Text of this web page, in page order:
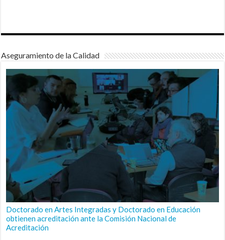
Aseguramiento de la Calidad
Doctorado en Artes Integradas y Doctorado en Educación
obtienen acreditación ante la Comisión Nacional de
Acreditación